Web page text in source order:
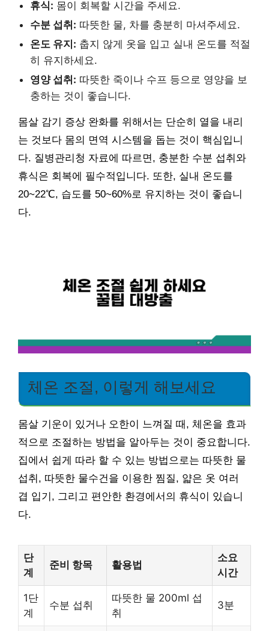
휴식: 몸이 회복할 시간을 주세요.
수분 섭취: 따뜻한 물, 차를 충분히 마셔주세요.
온도 유지: 춥지 않게 옷을 입고 실내 온도를 적절
히 유지하세요.
영양 섭취: 따뜻한 죽이나 수프 등으로 영양을 보
충하는 것이 좋습니다.
몸살 감기 증상 완화를 위해서는 단순히 열을 내리
는 것보다 몸의 면역 시스템을 돕는 것이 핵심입니
다. 질병관리청 자료에 따르면, 충분한 수분 섭취와
휴식은 회복에 필수적입니다. 또한, 실내 온도를
20~22℃, 습도를 50~60%로 유지하는 것이 좋습니
다.
체온 조절, 이렇게 해보세요
몸살 기운이 있거나 오한이 느껴질 때, 체온을 효과
적으로 조절하는 방법을 알아두는 것이 중요합니다.
집에서 쉽게 따라 할 수 있는 방법으로는 따뜻한 물
섭취, 따뜻한 물수건을 이용한 찜질, 얇은 옷 여러
겹 입기, 그리고 편안한 환경에서의 휴식이 있습니
다.
단
계
준비 항목 활용법
소요
시간
1단
계
수분 섭취
따뜻한 물 200ml 섭
취
3분